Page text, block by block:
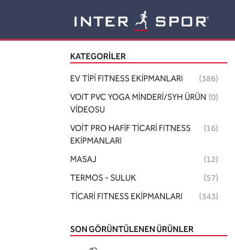
KATEGORILER
EV TİPİ FITNESS EKİPMANLARI
(386)
VOIT PVC YOGA MİNDERİ/SYH ÜRÜN
VİDEOSU
(0)
VOİT PRO HAFİF TİCARİ FITNESS
EKİPMANLARI
(16)
MASAJ
(12)
TERMOS - SULUK
(57)
TİCARİ FITNESS EKİPMANLARI
(343)
SON GÖRÜNTÜLENEN ÜRÜNLER